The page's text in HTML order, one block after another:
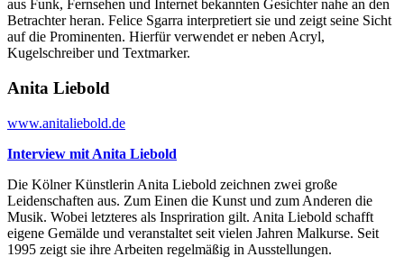
aus Funk, Fernsehen und Internet bekannten Gesichter nahe an den
Betrachter heran. Felice Sgarra interpretiert sie und zeigt seine Sicht
auf die Prominenten. Hierfür verwendet er neben Acryl,
Kugelschreiber und Textmarker.
Anita Liebold
www.anitaliebold.de
Interview mit Anita Liebold
Die Kölner Künstlerin Anita Liebold zeichnen zwei große
Leidenschaften aus. Zum Einen die Kunst und zum Anderen die
Musik. Wobei letzteres als Inspriration gilt. Anita Liebold schafft
eigene Gemälde und veranstaltet seit vielen Jahren Malkurse. Seit
1995 zeigt sie ihre Arbeiten regelmäßig in Ausstellungen.